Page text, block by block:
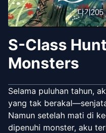
S-Class
Monsters
Selama puluhan tahun,
yang tak
Namun setelah mati di
dipenuhi monster, aku